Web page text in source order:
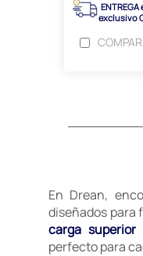
exclusivo
En Drean,
diseñados para
carga superior
perfecto para